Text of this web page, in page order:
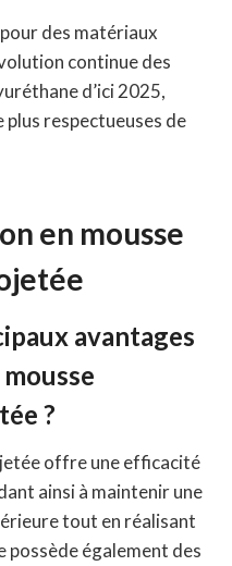
des matériaux
continue des
d’ici 2025,
respectueuses de
en mousse
avantages
?
offre une efficacité
ainsi à maintenir une
tout en réalisant
possède également des